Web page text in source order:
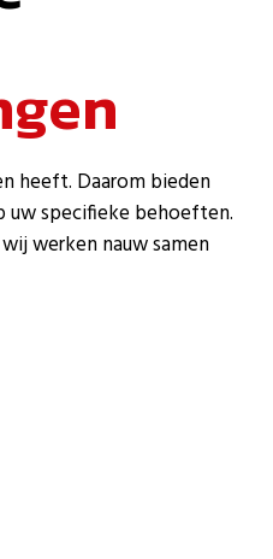
heeft. Daarom bieden
uw specifieke behoeften.
werken nauw samen